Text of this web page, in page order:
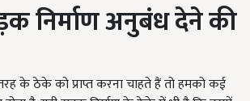
निर्माण अनुबंध देने की
के ठेके को प्राप्त करना चाहते हैं तो हमको कई